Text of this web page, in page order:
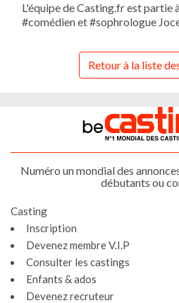
L'équipe de Casting.fr est partie
#comédien et #sophrologue
Retour à la liste
Numéro un mondial des
débutants ou
Casting
Inscription
Devenez membre V.I.P
Consulter les castings
Enfants & ados
Devenez recruteur